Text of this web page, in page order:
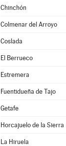
Chinchón
Colmenar del Arroyo
Coslada
El Berrueco
Estremera
Fuentidueña de Tajo
Getafe
Horcajuelo de la Sierra
La Hiruela